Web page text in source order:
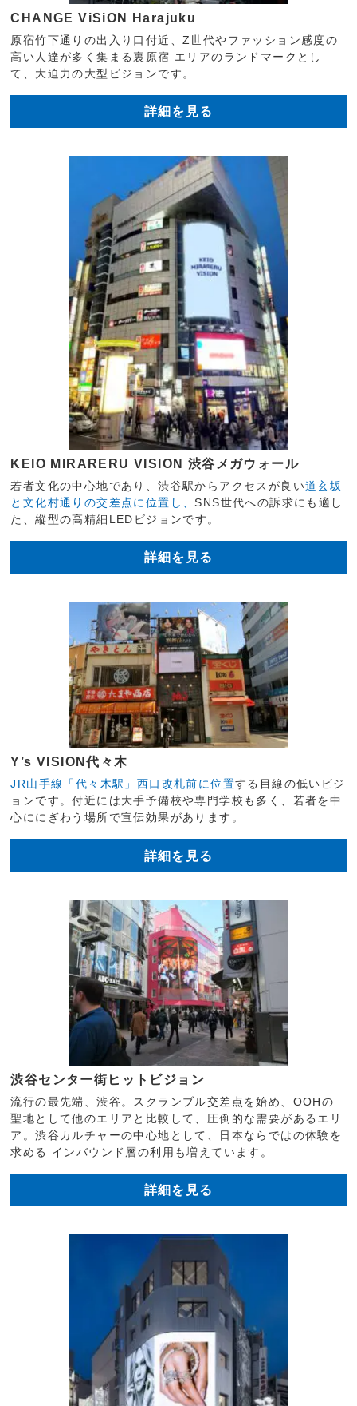
CHANGE ViSiON Harajuku
原宿竹下通りの出入り口付近、Z世代やファッション感度の
高い人達が多く集まる裏原宿 エリアのランドマークとし
て、大迫力の大型ビジョンです。
詳細を見る
KEIO MIRARERU VISION 渋谷メガウォール
若者文化の中心地であり、渋谷駅からアクセスが良い道玄坂
と文化村通りの交差点に位置し、SNS世代への訴求にも適し
た、縦型の高精細LEDビジョンです。
詳細を見る
Y’s VISION代々木
JR山手線「代々木駅」西口改札前に位置する目線の低いビジ
ョンです。付近には大手予備校や専門学校も多く、若者を中
心ににぎわう場所で宣伝効果があります。
詳細を見る
渋谷センター街ヒットビジョン
流行の最先端、渋谷。スクランブル交差点を始め、OOHの
聖地として他のエリアと比較して、圧倒的な需要があるエリ
ア。渋谷カルチャーの中心地として、日本ならではの体験を
求める インバウンド層の利用も増えています。
詳細を見る